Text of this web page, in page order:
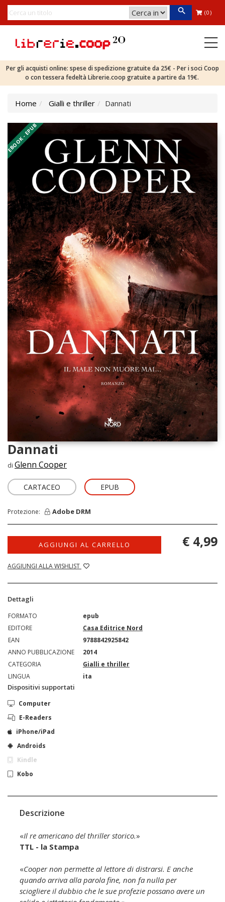
(0)
Per gli acquisti online: spese di spedizione gratuite da 25€ - Per i soci Coop
o con tessera fedeltà Librerie.coop gratuite a partire da 19€.
Home Gialli e thriller Dannati
EBOOK - EPUB
Dannati
di Glenn Cooper
CARTACEO EPUB
Protezione: Adobe DRM
AGGIUNGI AL CARRELLO
AGGIUNGI ALLA WISHLIST
€ 4,99
Dettagli
FORMATO
epub
EDITORE
Casa Editrice Nord
EAN
9788842925842
ANNO PUBBLICAZIONE
2014
CATEGORIA
Gialli e thriller
LINGUA
ita
Dispositivi supportati
Computer
E-Readers
iPhone/iPad
Androids
Kindle
Kobo
Descrizione
«Il re americano del thriller storico.»
TTL - la Stampa
«Cooper non permette al lettore di distrarsi. E anche
quando arriva alla parola fine, non fa nulla per
sciogliere il dubbio che le sue profezie possano avere un